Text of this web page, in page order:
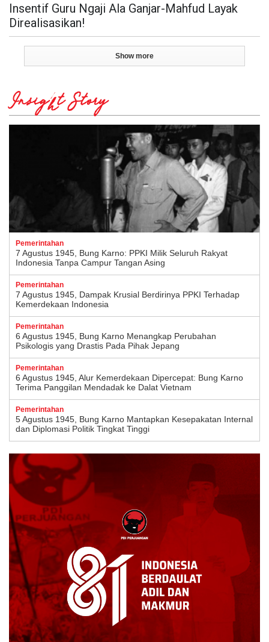
Insentif Guru Ngaji Ala Ganjar-Mahfud Layak
Direalisasikan!
Show more
Insight Story
Pemerintahan
7 Agustus 1945, Bung Karno: PPKI Milik Seluruh Rakyat
Indonesia Tanpa Campur Tangan Asing
Pemerintahan
7 Agustus 1945, Dampak Krusial Berdirinya PPKI Terhadap
Kemerdekaan Indonesia
Pemerintahan
6 Agustus 1945, Bung Karno Menangkap Perubahan
Psikologis yang Drastis Pada Pihak Jepang
Pemerintahan
6 Agustus 1945, Alur Kemerdekaan Dipercepat: Bung Karno
Terima Panggilan Mendadak ke Dalat Vietnam
Pemerintahan
5 Agustus 1945, Bung Karno Mantapkan Kesepakatan Internal
dan Diplomasi Politik Tingkat Tinggi